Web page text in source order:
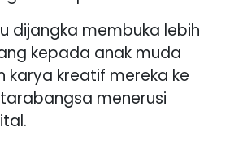
dijangka membuka lebih
kepada anak muda
karya kreatif mereka ke
menerusi